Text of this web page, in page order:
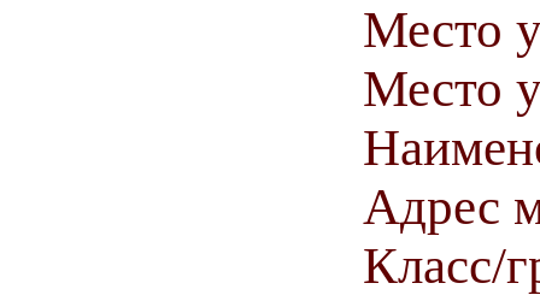
Место
Место
Адрес
Класс/